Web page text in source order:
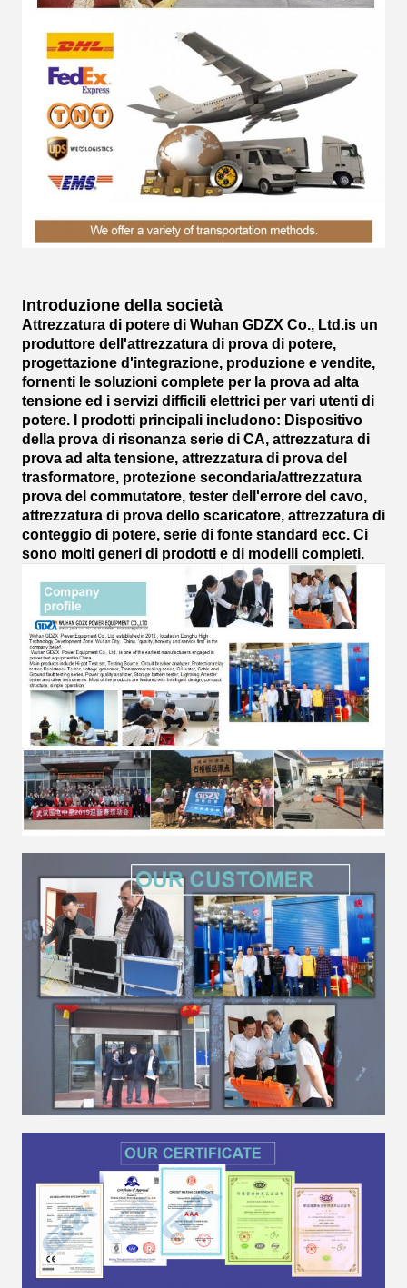
Introduzione della società
Attrezzatura di potere di Wuhan GDZX Co., Ltd.is un
produttore dell'attrezzatura di prova di potere,
progettazione d'integrazione, produzione e vendite,
fornenti le soluzioni complete per la prova ad alta
tensione ed i servizi difficili elettrici per vari utenti di
potere. I prodotti principali includono: Dispositivo
della prova di risonanza serie di CA, attrezzatura di
prova ad alta tensione, attrezzatura di prova del
trasformatore, protezione secondaria/attrezzatura
prova del commutatore, tester dell'errore del cavo,
attrezzatura di prova dello scaricatore, attrezzatura di
conteggio di potere, serie di fonte standard ecc. Ci
sono molti generi di prodotti e di modelli completi.